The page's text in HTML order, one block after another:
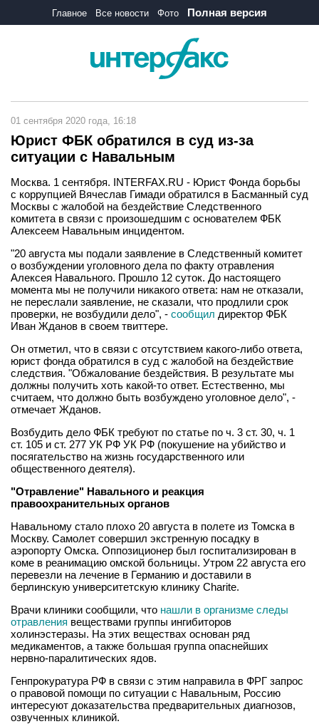
Главное Все новости Фото Полная версия
01 сентября 2020 года, 16:18
Юрист ФБК обратился в суд из-за
ситуации с Навальным
Москва. 1 сентября. INTERFAX.RU - Юрист Фонда борьбы
с коррупцией Вячеслав Гимади обратился в Басманный суд
Москвы с жалобой на бездействие Следственного
комитета в связи с произошедшим с основателем ФБК
Алексеем Навальным инцидентом.
"20 августа мы подали заявление в Следственный комитет
о возбуждении уголовного дела по факту отравления
Алексея Навального. Прошло 12 суток. До настоящего
момента мы не получили никакого ответа: нам не отказали,
не переслали заявление, не сказали, что продлили срок
проверки, не возбудили дело", - сообщил директор ФБК
Иван Жданов в своем твиттере.
Он отметил, что в связи с отсутствием какого-либо ответа,
юрист фонда обратился в суд с жалобой на бездействие
следствия. "Обжалование бездействия. В результате мы
должны получить хоть какой-то ответ. Естественно, мы
считаем, что должно быть возбуждено уголовное дело", -
отмечает Жданов.
Возбудить дело ФБК требуют по статье по ч. 3 ст. 30, ч. 1
ст. 105 и ст. 277 УК РФ УК РФ (покушение на убийство и
посягательство на жизнь государственного или
общественного деятеля).
"Отравление" Навального и реакция
правоохранительных органов
Навальному стало плохо 20 августа в полете из Томска в
Москву. Самолет совершил экстренную посадку в
аэропорту Омска. Оппозиционер был госпитализирован в
коме в реанимацию омской больницы. Утром 22 августа его
перевезли на лечение в Германию и доставили в
берлинскую университетскую клинику Charite.
Врачи клиники сообщили, что нашли в организме следы
отравления веществами группы ингибиторов
холинэстеразы. На этих веществах основан ряд
медикаментов, а также большая группа опаснейших
нервно-паралитических ядов.
Генпрокуратура РФ в связи с этим направила в ФРГ запрос
о правовой помощи по ситуации с Навальным, Россию
интересуют доказательства предварительных диагнозов,
озвученных клиникой.